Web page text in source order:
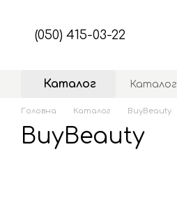
(050) 415-03-22
Каталог Каталог
Головна Каталог BuyBeauty
BuyBeauty